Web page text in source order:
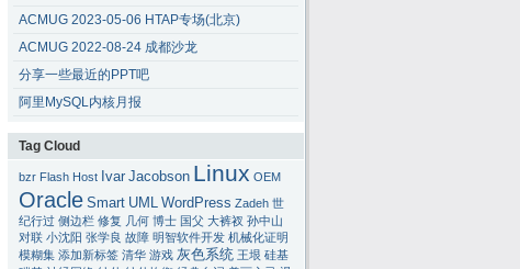
ACMUG 2023-05-06 HTAP专场(北京)
ACMUG 2022-08-24 成都沙龙
分享一些最近的PPT吧
阿里MySQL内核月报
Tag Cloud
bzr Flash Host Ivar Jacobson Linux OEM
Oracle Smart UML WordPress Zadeh 世
纪行过 侧边栏 修复 几何 博士 国父 大裤衩 孙中山
对联 小沈阳 张学良 故障 明智软件开发 机械化证明
模糊集 添加新标签 清华 游戏 灰色系统 王垠 硅基